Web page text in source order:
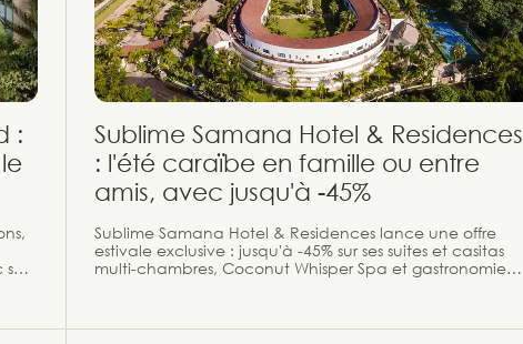
:
Sublime Samana Hotel & Residences
: l'été caraïbe en famille ou entre
amis, avec jusqu'à -45%
Sublime Samana Hotel & Residences lance une offre
estivale exclusive : jusqu'à -45% sur ses suites et casitas
multi-chambres, Coconut Whisper Spa et gastronomie